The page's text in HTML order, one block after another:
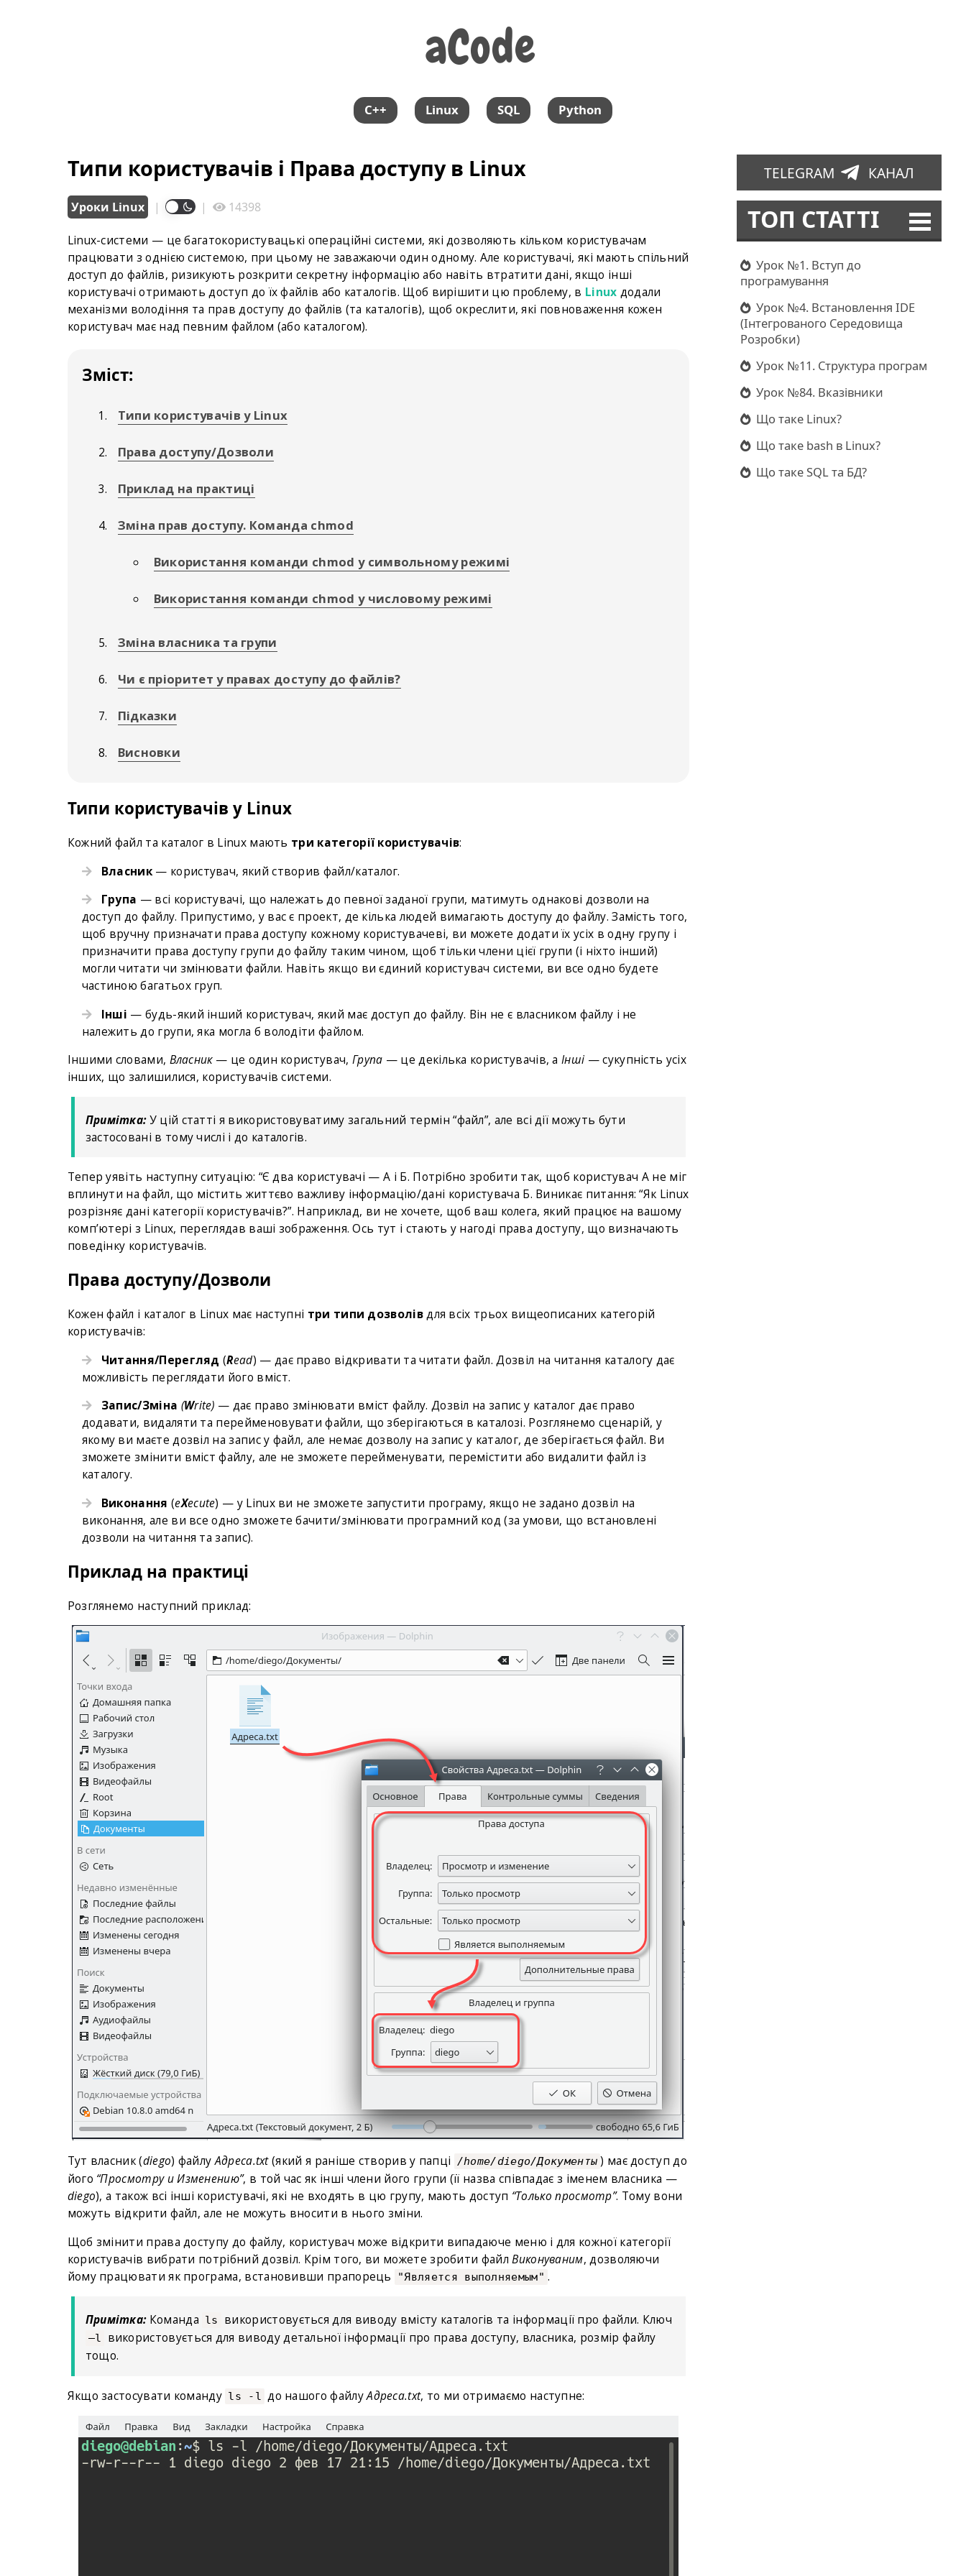
aCode
aCode
C++ Linux SQL Python
Типи користувачів і Права доступу в Linux
Уроки Linux | | 14398
Linux-системи — це багатокористувацькі операційні системи, які дозволяють кільком користувачам
працювати з однією системою, при цьому не заважаючи один одному. Але користувачі, які мають спільний
доступ до файлів, ризикують розкрити секретну інформацію або навіть втратити дані, якщо інші
користувачі отримають доступ до їх файлів або каталогів. Щоб вирішити цю проблему, в Linux додали
механізми володіння та прав доступу до файлів (та каталогів), щоб окреслити, які повноваження кожен
користувач має над певним файлом (або каталогом).
Зміст:
Типи користувачів у Linux
Права доступу/Дозволи
Приклад на практиці
Зміна прав доступу. Команда chmod
Використання команди chmod у символьному режимі
Використання команди chmod у числовому режимі
Зміна власника та групи
Чи є пріоритет у правах доступу до файлів?
Підказки
Висновки
Типи користувачів у Linux
Кожний файл та каталог в Linux мають три категорії користувачів:
Власник— користувач, який створив файл/каталог.
Група — всі користувачі, що належать до певної заданої групи, матимуть однакові дозволи на
доступ до файлу. Припустимо, у вас є проект, де кілька людей вимагають доступу до файлу. Замість того,
щоб вручну призначати права доступу кожному користувачеві, ви можете додати їх усіх в одну групу і
призначити права доступу групи до файлу таким чином, щоб тільки члени цієї групи (і ніхто інший)
могли читати чи змінювати файли. Навіть якщо ви єдиний користувач системи, ви все одно будете
частиною багатьох груп.
Інші — будь-який інший користувач, який має доступ до файлу. Він не є власником файлу і не
належить до групи, яка могла б володіти файлом.
Іншими словами, Власник — це один користувач, Група — це декілька користувачів, аІнші — сукупність усіх
інших, що залишилися, користувачів системи.
Примітка:У цій статті я використовуватиму загальний термін “файл”, але всі дії можуть бути
застосовані в тому числі і до каталогів.
Тепер уявіть наступну ситуацію: “Є два користувачі — А і Б. Потрібно зробити так, щоб користувач А не міг
вплинути на файл, що містить життєво важливу інформацію/дані користувача Б. Виникає питання: “Як Linux
розрізняє дані категорії користувачів?”. Наприклад, ви не хочете, щоб ваш колега, який працює на вашому
комп’ютері з Linux, переглядав ваші зображення. Ось тут і стають у нагоді права доступу, що визначають
поведінку користувачів.
Права доступу/Дозволи
Кожен файл і каталог в Linux має наступні три типи дозволівдля всіх трьох вищеописаних категорій
користувачів:
Читання/Перегляд(Read) — дає право відкривати та читати файл. Дозвіл на читання каталогу дає
можливість переглядати його вміст.
Запис/Зміна (Write) — дає право змінювати вміст файлу. Дозвіл на запис у каталог дає право
додавати, видаляти та перейменовувати файли, що зберігаються в каталозі. Розглянемо сценарій, у
якому ви маєте дозвіл на запис у файл, але немає дозволу на запис у каталог, де зберігається файл. Ви
зможете змінити вміст файлу, але не зможете перейменувати, перемістити або видалити файл із
каталогу.
Виконання (eXecute) — у Linux ви не зможете запустити програму, якщо не задано дозвіл на
виконання, але ви все одно зможете бачити/змінювати програмний код (за умови, що встановлені
дозволи на читання та запис).
Приклад на практиці
Розглянемо наступний приклад:
Тут власник (diego) файлуАдреса.txt(який я раніше створив у папці /home/diego/Документы ) має доступ до
його “Просмотру и Изменению”, в той час як інші члени його групи (її назва співпадає з іменем власника —
diego), а також всі інші користувачі, які не входять в цю групу, мають доступ “Только просмотр”. Тому вони
можуть відкрити файл, але не можуть вносити в нього зміни.
Щоб змінити права доступу до файлу, користувач може відкрити випадаюче меню і для кожної категорії
користувачів вибрати потрібний дозвіл. Крім того, ви можете зробити файлВиконуваним, дозволяючи
йому працювати як програма, встановивши прапорець
"Является выполняемым" .
Примітка:Команда ls використовується для виводу вмісту каталогів та інформації про файли. Ключ
–l
використовується для виводу детальної інформації про права доступу, власника, розмір файлу
тощо.
Якщо застосувати команду ls -l до нашого файлуАдреса.txt, то ми отримаємо наступне:
TELEGRAM КАНАЛ
ТОП СТАТТІ
Урок №1. Вступ до
програмування
Урок №4. Встановлення IDE
(Інтегрованого Середовища
Розробки)
Урок №11. Структура програм
Урок №84. Вказівники
Що таке Linux?
Що таке bash в Linux?
Що таке SQL та БД?